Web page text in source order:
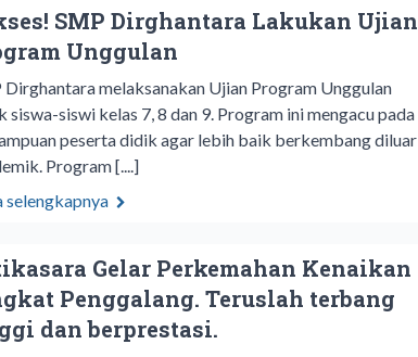
SMP Dirghantara Lakukan Ujian
Unggulan
Dirghantara melaksanakan Ujian Program Unggulan
siswa-siswi kelas 7, 8 dan 9. Program ini mengacu pada
peserta didik agar lebih baik berkembang diluar
Program [....]
selengkapnya
Gelar Perkemahan Kenaikan
Penggalang. Teruslah terbang
dan berprestasi.